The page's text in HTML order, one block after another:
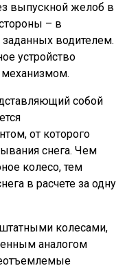
выпускной желоб в
– в
заданных водителем.
устройство
собой
от которого
снега. Чем
колесо, тем
в расчете за одну
колесами,
аналогом